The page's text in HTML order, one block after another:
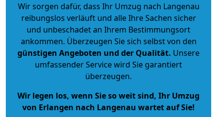
Wir sorgen dafür, dass Ihr Umzug nach Langenau
reibungslos verläuft und alle Ihre Sachen sicher
und unbeschadet an Ihrem Bestimmungsort
ankommen. Überzeugen Sie sich selbst von den
günstigen Angeboten und der Qualität. Unsere
umfassender Service wird Sie garantiert
überzeugen.
Wir legen los, wenn Sie so weit sind, Ihr Umzug
von Erlangen nach Langenau wartet auf Sie!